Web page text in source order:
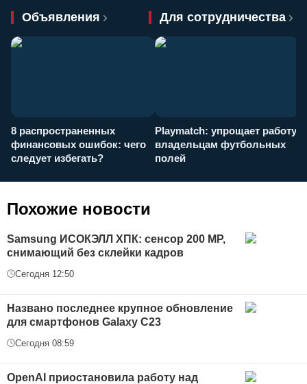
Объявления Для сотрудничества
8 распространенных
финансовых ошибок: чего
следует избегать?
Playmatch: упрощает работу
владельцам футбольных
полей
Похожие новости
Samsung ИСОКЭЛЛ ХПК: сенсор 200 MP,
снимающий без склейки кадров
Сегодня 12:50
Названо последнее крупное обновление
для смартфонов Galaxy С23
Сегодня 08:59
OpenAI приостановила работу над